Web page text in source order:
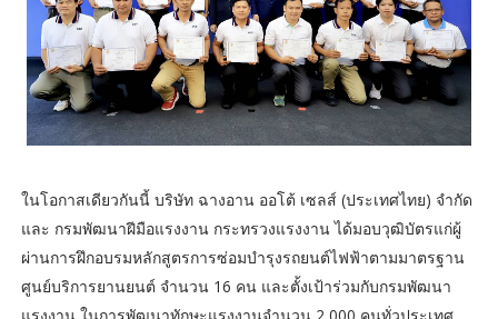
ในโอกาสเดียวกันนี้ บริษัท ฉางอาน ออโต้ เซลส์ (ประเทศไทย) จำกัด
และ กรมพัฒนาฝีมือแรงงาน กระทรวงแรงงาน ได้มอบวุฒิบัตรแก่ผู้
ผ่านการฝึกอบรมหลักสูตรการซ่อมบำรุงรถยนต์ไฟฟ้าตามมาตรฐาน
ศูนย์บริการยานยนต์ จำนวน 16 คน และตั้งเป้าร่วมกับกรมพัฒนา